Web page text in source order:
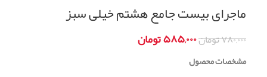
ماجرای بیست جامع هشتم خیلی سبز
۷۸۰,۰۰۰تومان۵۸۵,۰۰۰تومان
مشخصات محصول